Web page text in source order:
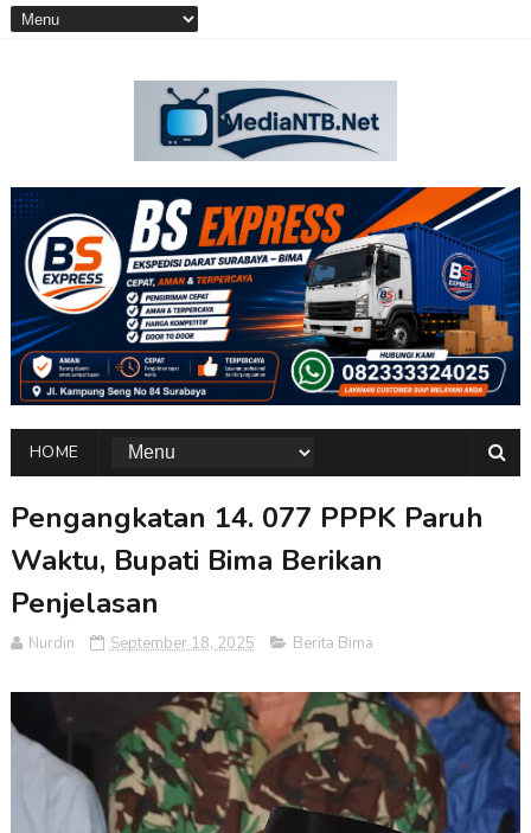
HOME
Pengangkatan 14. 077 PPPK Paruh
Waktu, Bupati Bima Berikan
Penjelasan
Nurdin September 18, 2025 Berita Bima